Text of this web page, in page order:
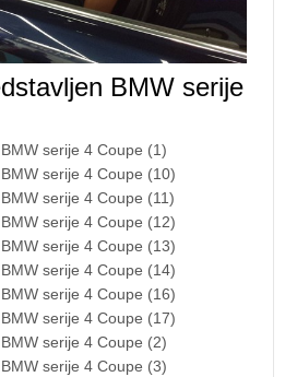
BMW serije
serije 4 Coupe (1)
serije 4 Coupe (10)
serije 4 Coupe (11)
serije 4 Coupe (12)
serije 4 Coupe (13)
serije 4 Coupe (14)
serije 4 Coupe (16)
serije 4 Coupe (17)
serije 4 Coupe (2)
serije 4 Coupe (3)